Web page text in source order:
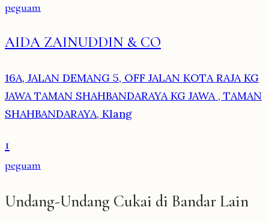
peguam
AIDA ZAINUDDIN & CO
16A, JALAN DEMANG 5, OFF JALAN KOTA RAJA KG
JAWA TAMAN SHAHBANDARAYA KG JAWA , TAMAN
SHAHBANDARAYA, Klang
1
peguam
Undang-Undang Cukai di Bandar Lain